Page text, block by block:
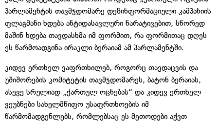
პარლამენტის თავმჯდომარე დეზინფორმაციული კამპანიის
ფლაგმანი ხდება ანტიდასავლური ნარატივებით, სწორედ
მაშინ ხდება თავდასხმა იმ ფორმით, რა ფორმითაც დღეს
ეს წარმოადგინა ირაკლი ბერაიამ ამ პარლამენტში.
კიდევ ერთხელ ვაფრთხილებ, როგორც თავდაცვის და
უშიშორების კომიტეტის თავმჯდომარეს, ბატონ ბერაიას,
ასევე სრულიად „ქართულ ოცნებას“ და კიდევ ერთხელ
ვეუბნები სახელმწიფო უსაფრთხოების იმ
წარმომადგენლებს, რომლებსაც ეს მეთოდები აქვთ